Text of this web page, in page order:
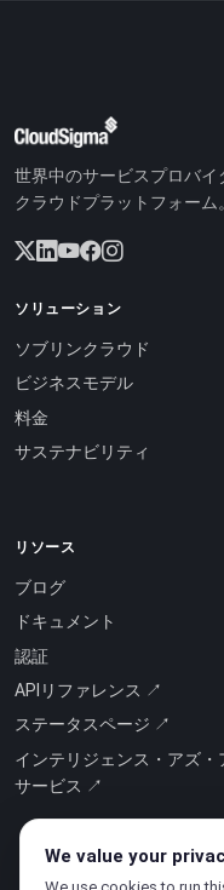
世界中のサービスプロバイ
クラウドプラットフォーム。
ソリューション
ソブリンクラウド
ビジネスモデル
料金
サステナビリティ
リソース
ブログ
ドキュメント
認証
APIリファレンス ↗
ステータスページ ↗
インテリジェンス・アズ・
サービス ↗
We value your